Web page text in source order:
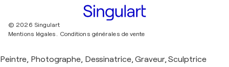
© 2026 Singulart
Mentions légales.
Conditions générales de vente
Peintre, Photographe, Dessinatrice, Graveur, Sculptrice